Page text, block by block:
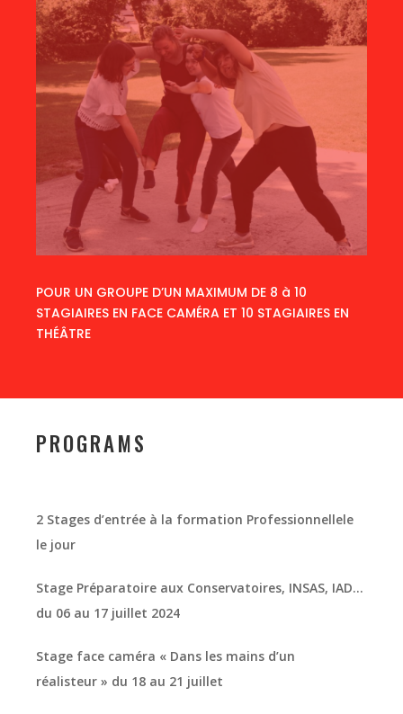
POUR UN GROUPE D’UN MAXIMUM DE 8 à 10
STAGIAIRES EN FACE CAMÉRA ET 10 STAGIAIRES EN
THÉÂTRE
PROGRAMS
2 Stages d’entrée à la formation Professionnellele
le jour
Stage Préparatoire aux Conservatoires, INSAS, IAD…
du 06 au 17 juillet 2024
Stage face caméra « Dans les mains d’un
réalisteur » du 18 au 21 juillet